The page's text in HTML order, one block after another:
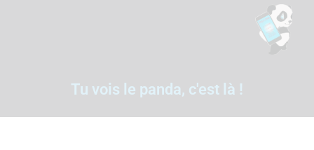
Tu vois le panda, c'est là !